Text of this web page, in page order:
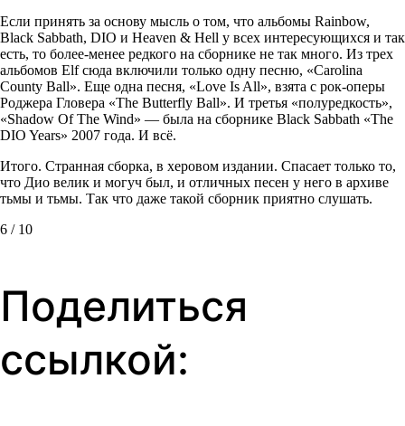
Если принять за основу мысль о том, что альбомы Rainbow,
Black Sabbath, DIO и Heaven & Hell у всех интересующихся и так
есть, то более-менее редкого на сборнике не так много. Из трех
альбомов Elf сюда включили только одну песню, «Carolina
County Ball». Еще одна песня, «Love Is All», взята с рок-оперы
Роджера Гловера «The Butterfly Ball». И третья «полуредкость»,
«Shadow Of The Wind» — была на сборнике Black Sabbath «The
DIO Years» 2007 года. И всё.
Итого. Странная сборка, в херовом издании. Спасает только то,
что Дио велик и могуч был, и отличных песен у него в архиве
тьмы и тьмы. Так что даже такой сборник приятно слушать.
6 / 10
Поделиться
ссылкой: